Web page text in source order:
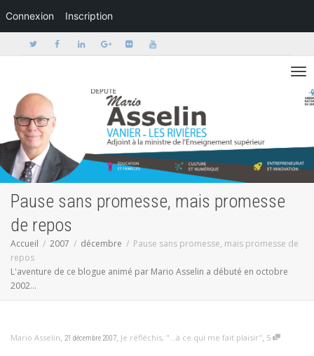
Connexion Inscription
Activer/
Pause sans promesse, mais promesse
de repos
Accueil 2007 décembre
Pause sans promesse, mais promesse de
repos
L'aventure de ce blogue animé par Mario Asselin a débuté en octobre
2002...
Mario Asselin, 21 décembre 2007, Je réfléchis, "...à ce qui me fait plaisir", 5